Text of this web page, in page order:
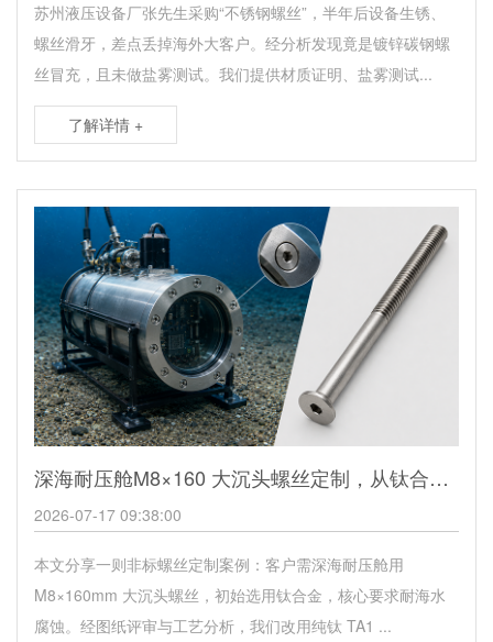
苏州液压设备厂张先生采购“不锈钢螺丝”，半年后设备生锈、
螺丝滑牙，差点丢掉海外大客户。经分析发现竟是镀锌碳钢螺
丝冒充，且未做盐雾测试。我们提供材质证明、盐雾测试...
了解详情 +
深海耐压舱M8×160 大沉头螺丝定制，从钛合金到纯钛 TA1的材料与工艺优化
2026-07-17 09:38:00
本文分享一则非标螺丝定制案例：客户需深海耐压舱用
M8×160mm 大沉头螺丝，初始选用钛合金，核心要求耐海水
腐蚀。经图纸评审与工艺分析，我们改用纯钛 TA1 ...